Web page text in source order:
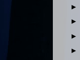
►
►
►
►